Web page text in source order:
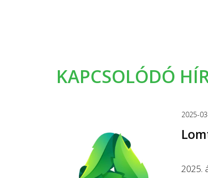
KAPCSOLÓDÓ
2025-
2025.